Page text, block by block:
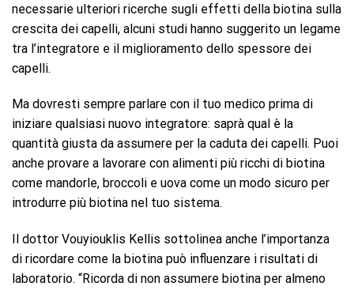
necessarie ulteriori ricerche sugli effetti della biotina sulla
crescita dei capelli, alcuni studi hanno suggerito un legame
tra l’integratore e il miglioramento dello spessore dei
capelli.
Ma dovresti sempre parlare con il tuo medico prima di
iniziare qualsiasi nuovo integratore: saprà qual è la
quantità giusta da assumere per la caduta dei capelli. Puoi
anche provare a lavorare con alimenti più ricchi di biotina
come mandorle, broccoli e uova come un modo sicuro per
introdurre più biotina nel tuo sistema.
Il dottor Vouyiouklis Kellis sottolinea anche l’importanza
di ricordare come la biotina può influenzare i risultati di
laboratorio. “Ricorda di non assumere biotina per almeno